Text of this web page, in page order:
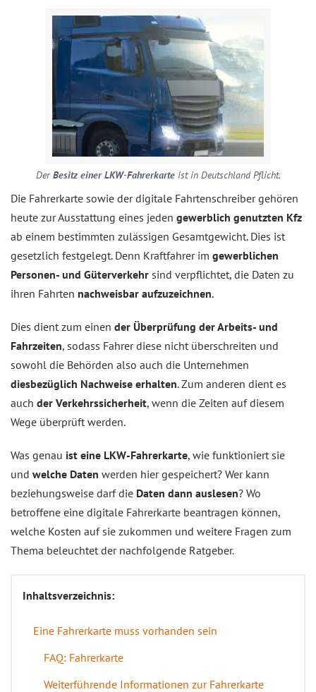
DerBesitz einer LKW-Fahrerkarteist in Deutschland Pflicht.
Die Fahrerkarte sowie der digitale Fahrtenschreiber gehören
heute zur Ausstattung eines jeden gewerblich genutzten Kfz
ab einem bestimmten zulässigen Gesamtgewicht. Dies ist
gesetzlich festgelegt. Denn Kraftfahrer im gewerblichen
Personen- und Güterverkehr sind verpflichtet, die Daten zu
ihren Fahrten nachweisbar aufzuzeichnen.
Dies dient zum einen der Überprüfung der Arbeits- und
Fahrzeiten, sodass Fahrer diese nicht überschreiten und
sowohl die Behörden also auch die Unternehmen
diesbezüglich Nachweise erhalten. Zum anderen dient es
auch der Verkehrssicherheit, wenn die Zeiten auf diesem
Wege überprüft werden.
Was genau ist eine LKW-Fahrerkarte, wie funktioniert sie
und welche Daten werden hier gespeichert? Wer kann
beziehungsweise darf die Daten dann auslesen? Wo
betroffene eine digitale Fahrerkarte beantragen können,
welche Kosten auf sie zukommen und weitere Fragen zum
Thema beleuchtet der nachfolgende Ratgeber.
Inhaltsverzeichnis:
Eine Fahrerkarte muss vorhanden sein
FAQ: Fahrerkarte
Weiterführende Informationen zur Fahrerkarte